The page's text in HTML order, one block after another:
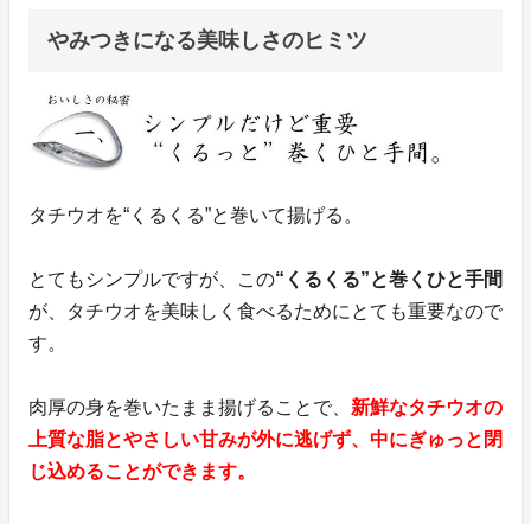
やみつきになる美味しさのヒミツ
タチウオを“くるくる”と巻いて揚げる。
とてもシンプルですが、この“くるくる”と巻くひと手間
が、タチウオを美味しく食べるためにとても重要なので
す。
肉厚の身を巻いたまま揚げることで、 新鮮なタチウオの
上質な脂とやさしい甘みが外に逃げず、中にぎゅっと閉
じ込めることができます。